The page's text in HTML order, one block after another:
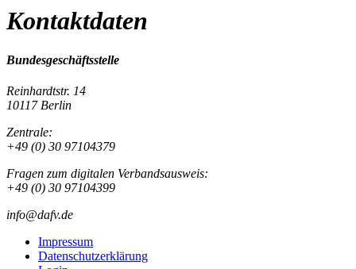
Kontaktdaten
Bundesgeschäftsstelle
Reinhardtstr. 14
10117 Berlin
Zentrale:
+49 (0) 30 97104379
Fragen zum digitalen Verbandsausweis:
+49 (0) 30 97104399
info@dafv.de
Impressum
Datenschutzerklärung